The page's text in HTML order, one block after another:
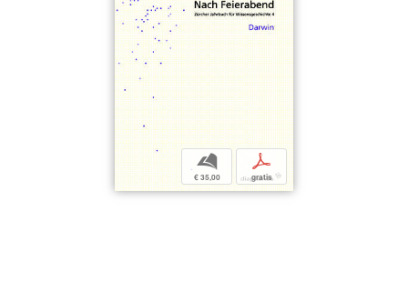
b
€ 35,00
p
gratis